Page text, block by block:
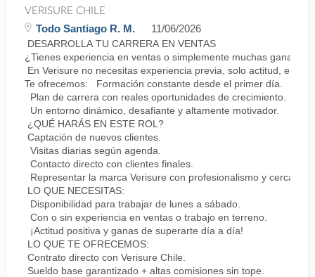
VERISURE CHILE
Todo Santiago R. M. 11/06/2026
DESARROLLA TU CARRERA EN VENTAS
¿Tienes experiencia en ventas o simplemente muchas ganas
En Verisure no necesitas experiencia previa, solo actitud,
Te ofrecemos: Formación constante desde el primer día.
Plan de carrera con reales oportunidades de crecimiento.
Un entorno dinámico, desafiante y altamente motivador.
¿QUÉ HARÁS EN ESTE ROL?
Captación de nuevos clientes.
Visitas diarias según agenda.
Contacto directo con clientes finales.
Representar la marca Verisure con profesionalismo y cercanía.
LO QUE NECESITAS:
Disponibilidad para trabajar de lunes a sábado.
Con o sin experiencia en ventas o trabajo en terreno.
¡Actitud positiva y ganas de superarte día a día!
LO QUE TE OFRECEMOS:
Contrato directo con Verisure Chile.
Sueldo base garantizado + altas comisiones sin tope.